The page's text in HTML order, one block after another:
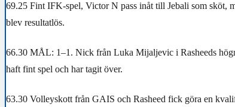
69.25 Fint IFK-spel, Victor N pass inåt till Jebali som sköt,
blev resultatlös.
66.30 MÅL: 1–1. Nick från Luka Mijaljevic i Rasheeds
haft fint spel och har tagit över.
63.30 Volleyskott från GAIS och Rasheed fick göra en